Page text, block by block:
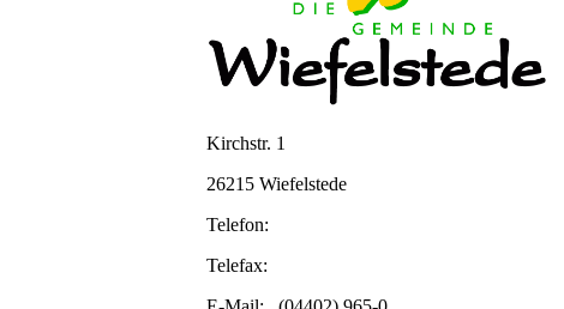
Kirchstr. 1
26215 Wiefelstede
Telefon:
Telefax: